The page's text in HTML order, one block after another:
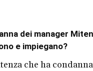
dei manager
e impiegano?
che ha